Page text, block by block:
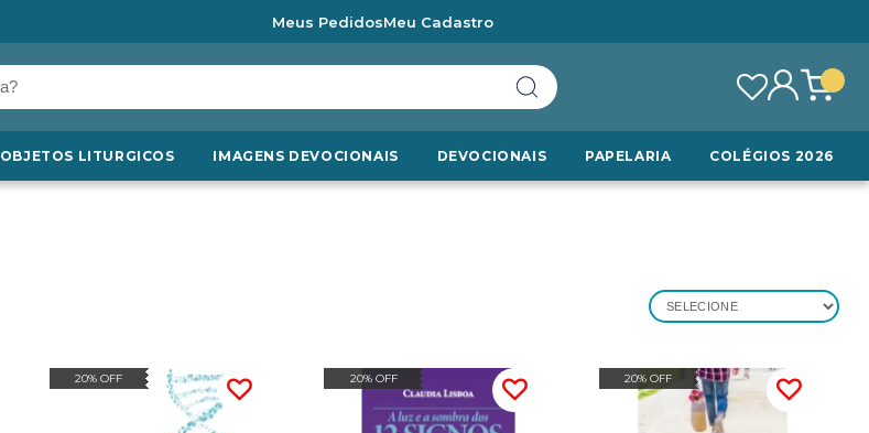
Meus PedidosMeu Cadastro
OBJETOS LITURGICOS IMAGENS DEVOCIONAIS DEVOCIONAIS PAPELARIA COLÉGIOS 2026
SELECIONE
20% OFF 20% OFF 20% OFF